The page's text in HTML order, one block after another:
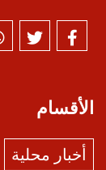
الأقسام
أخبار محلية